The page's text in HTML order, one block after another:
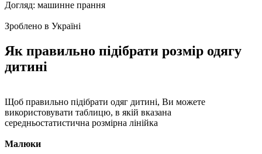
Догляд: машинне прання
Зроблено в Україні
Як правильно підібрати розмір одягу
дитині
Щоб правильно підібрати одяг дитині, Ви можете
використовувати таблицю, в якій вказана
середньостатистична розмірна лінійка
Малюки